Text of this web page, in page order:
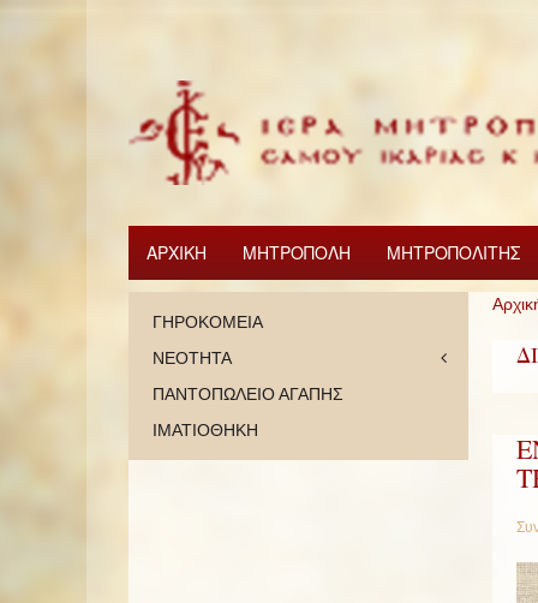
ΑΡΧΙΚΗ ΜΗΤΡΟΠΟΛΗ ΜΗΤΡΟΠΟΛΙΤΗΣ
ΓΗΡΟΚΟΜΕΙΑ
ΝΕΟΤΗΤΑ
ΠΑΝΤΟΠΩΛΕΙΟ ΑΓΑΠΗΣ
ΙΜΑΤΙΟΘΗΚΗ